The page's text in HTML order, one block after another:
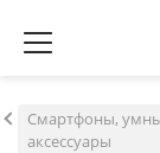
Смартфоны,
аксессуары